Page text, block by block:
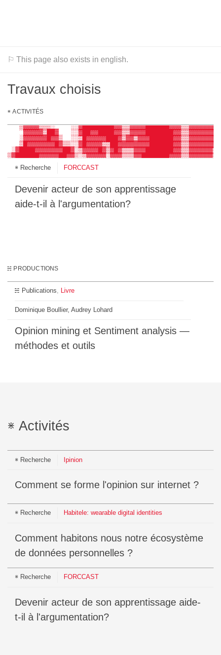
⚐ This page also exists in english.
Travaux choisis
ACTIVITÉS
▓▓▓▓▓▓░
▒▓▓▓▓▒▒▒░
▓▓▓▓▓▒██▓
░▓▓▓▓▓▓█▓▓▒
▓▓██████▓▓▓▓▓███▓▓░
████████▓▓▓▓████▓▓▒
██████▓▓▓▓▓▓████▓▓▒
Recherche FORCCAST
Devenir acteur de son apprentissage
aide-t-il à l'argumentation?
PRODUCTIONS
Publications Livre
Dominique Boullier, Audrey Lohard
Opinion mining et ‎Sentiment analysis —
méthodes et outils
Activités
Recherche Ipinion
Comment se forme l'opinion sur internet ?
Recherche Habitele: wearable digital identities
Comment habitons nous notre écosystème
de données personnelles ?
Recherche FORCCAST
Devenir acteur de son apprentissage aide-
t-il à l'argumentation?